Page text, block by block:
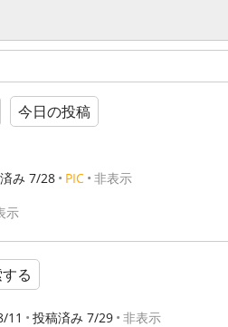
今日の投稿
み 7/28 PIC 非表示
示
る
11 投稿済み 7/29 非表示